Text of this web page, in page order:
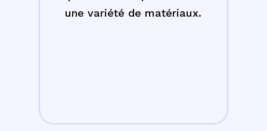
une variété de matériaux.